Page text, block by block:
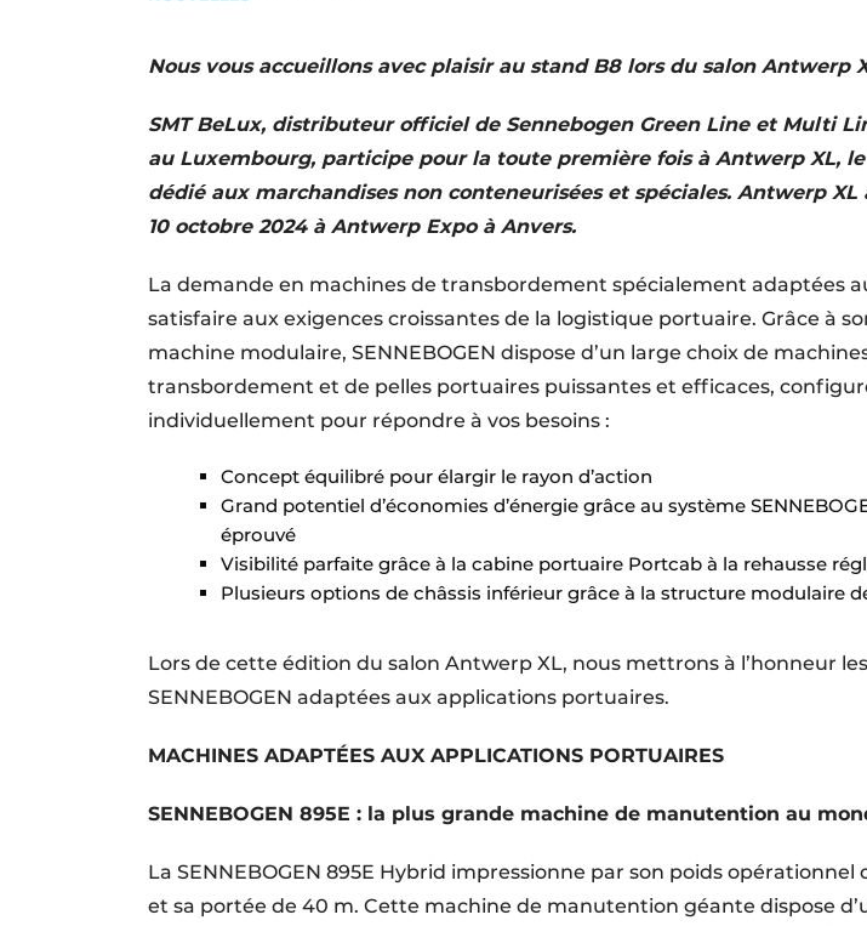
Video’s
Nous vous accueillons avec plaisir au stand B8 lors du salon Antwerp
SMT BeLux, distributeur officiel de Sennebogen Green Line et Multi
au Luxembourg, participe pour la toute première fois à Antwerp XL,
dédié aux marchandises non conteneurisées et spéciales. Antwerp
10 octobre 2024 à Antwerp Expo à Anvers.
La demande en machines de transbordement spécialement adaptées
satisfaire aux exigences croissantes de la logistique portuaire. Grâce à
machine modulaire, SENNEBOGEN dispose d’un large choix de
transbordement et de pelles portuaires puissantes et efficaces,
individuellement pour répondre à vos besoins :
Concept équilibré pour élargir le rayon d’action
Grand potentiel d’économies d’énergie grâce au système
éprouvé
Visibilité parfaite grâce à la cabine portuaire Portcab à la rehausse
Plusieurs options de châssis inférieur grâce à la structure modulaire
Lors de cette édition du salon Antwerp XL, nous mettrons à l’honneur
SENNEBOGEN adaptées aux applications portuaires.
MACHINES ADAPTÉES AUX APPLICATIONS PORTUAIRES
SENNEBOGEN 895E : la plus grande machine de manutention au
La SENNEBOGEN 895E Hybrid impressionne par son poids opérationnel
et sa portée de 40 m. Cette machine de manutention géante dispose